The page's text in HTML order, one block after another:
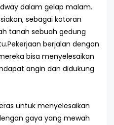
dalam gelap malam.
sebagai kotoran
tanah sebuah gedung
berjalan dengan
bisa menyelesaikan
angin dan didukung
untuk menyelesaikan
gaya yang mewah